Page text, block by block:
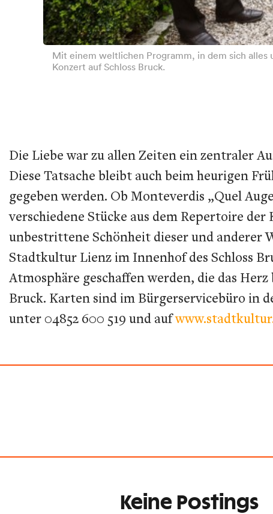
Mit einem weltlichen Programm, in dem sich alles
Konzert auf Schloss Bruck.
Die Liebe war zu allen Zeiten ein zentraler
Diese Tatsache bleibt auch beim heurigen
gegeben werden. Ob Monteverdis „Quel
verschiedene Stücke aus dem Repertoire
unbestrittene Schönheit dieser und anderer
Stadtkultur Lienz im Innenhof des Schloss
Atmosphäre geschaffen werden, die das
Bruck. Karten sind im Bürgerservicebüro in
unter 04852 600 519 und auf
Keine Postings